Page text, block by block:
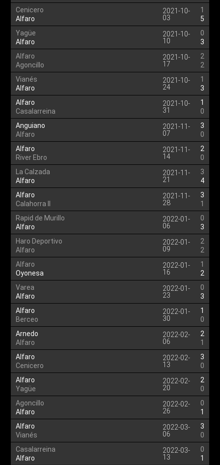
Cenicero
Alfaro
2021-10-
03
1
5
Yagüe
Alfaro
2021-10-
10
0
3
Alfaro
Agoncillo
2021-10-
17
2
2
Vianés
Alfaro
2021-10-
24
1
3
Alfaro
Casalarreina
2021-10-
31
1
0
Anguiano
Alfaro
2021-11-
07
3
0
Alfaro
River Ebro
2021-11-
14
2
0
La Calzada
Alfaro
2021-11-
21
3
4
Alfaro
Calahorra II
2021-11-
28
3
1
Rapid de Murillo
Alfaro
2022-01-
06
0
3
Haro Deportivo
Alfaro
2022-01-
09
2
2
Alfaro
Oyonesa
2022-01-
16
1
2
Varea
Alfaro
2022-01-
23
0
3
Alfaro
Berceo
2022-01-
30
1
0
Arnedo
Alfaro
2022-02-
06
2
1
Alfaro
Cenicero
2022-02-
13
3
0
Alfaro
Yagüe
2022-02-
20
2
0
Agoncillo
Alfaro
2022-02-
26
0
1
Alfaro
Vianés
2022-03-
06
3
0
Casalarreina
Alfaro
2022-03-
13
0
1